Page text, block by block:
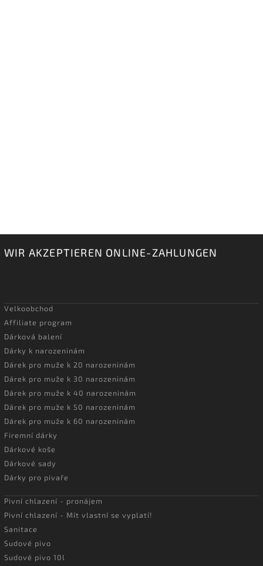
WIR AKZEPTIEREN ONLINE-ZAHLUNGEN
Velkoobchod
Affiliate program
Dárková balení
Dárky k narozeninám
Dárek pro muže k 20 narozeninám
Dárek pro muže k 30 narozeninám
Dárek pro muže k 40 narozeninám
Dárek pro muže k 50 narozeninám
Dárek pro muže k 60 narozeninám
Firemní dárky
Dárkové koše
Dárkové sady
Dárky pro pivaře
Pivní chlazení - pronájem
Pivní chlazení - Mít vlastní se vyplatí!
Sanitace
Sudové pivo
Sudové pivo 10l